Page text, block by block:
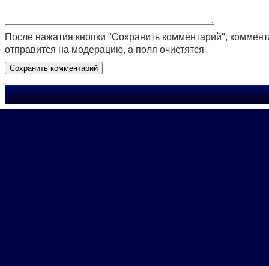
После нажатия кнопки "Сохранить комментарий",
отправится на модерацию, а поля очистятся
.